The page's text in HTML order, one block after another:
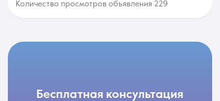
Количество просмотров объявления 229
бесплатная консультация